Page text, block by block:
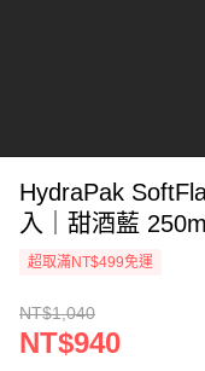
HydraPak
入｜甜酒藍
超取滿NT$499免運
NT$1,040
NT$940